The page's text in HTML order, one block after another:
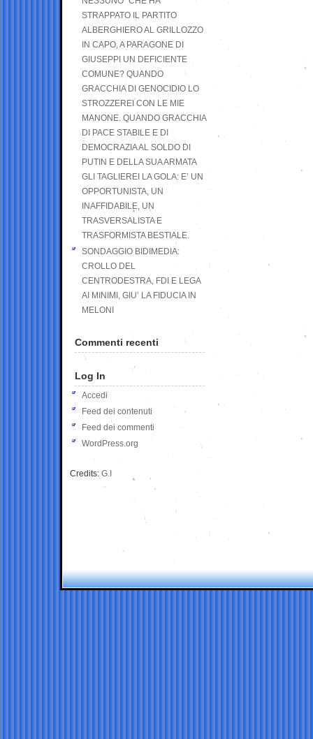
STRAPPATO IL PARTITO
ALBERGHIERO AL GRILLOZZO
IN CAPO, A PARAGONE DI
GIUSEPPI UN DEFICIENTE
COMUNE? QUANDO
GRACCHIA DI GENOCIDIO LO
STROZZEREI CON LE MIE
MANONE. QUANDO GRACCHIA
DI PACE STABILE E DI
DEMOCRAZIA AL SOLDO DI
PUTIN E DELLA SUA ARMATA
GLI TAGLIEREI LA GOLA: E’ UN
OPPORTUNISTA, UN
INAFFIDABILE, UN
TRASVERSALISTA E
TRASFORMISTA BESTIALE.
SONDAGGIO BIDIMEDIA:
CROLLO DEL
CENTRODESTRA, FDI E LEGA
AI MINIMI, GIU’ LA FIDUCIA IN
MELONI
Commenti recenti
Log In
Accedi
Feed dei contenuti
Feed dei commenti
WordPress.org
Credits: G.I